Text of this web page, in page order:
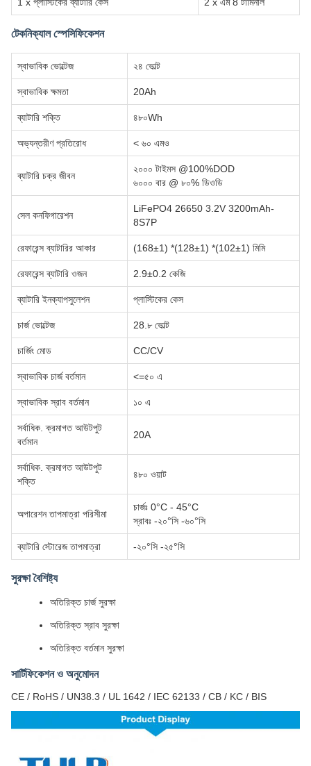
টেকনিক্যাল স্পেসিফিকেশন
স্বাভাবিক ভোল্টেজ ২৪ ভোল্ট
স্বাভাবিক ক্ষমতা 20Ah
ব্যাটারি শক্তি ৪৮০Wh
অভ্যন্তরীণ প্রতিরোধ < ৬০ এমও
ব্যাটারি চক্র জীবন
২০০০ টাইমস @100%DOD
৬০০০ বার @ ৮০% ডিওডি
সেল কনফিগারেশন
LiFePO4 26650 3.2V 3200mAh-
8S7P
রেফারেন্স ব্যাটারির আকার (168±1) *(128±1) *(102±1) মিমি
রেফারেন্স ব্যাটারি ওজন 2.9±0.2 কেজি
ব্যাটারি ইনক্যাপসুলেশন প্লাস্টিকের কেস
চার্জ ভোল্টেজ 28.৮ ভোল্ট
চার্জিং মোড CC/CV
স্বাভাবিক চার্জ বর্তমান <=৫০ এ
স্বাভাবিক স্রাব বর্তমান ১০ এ
সর্বাধিক. ক্রমাগত আউটপুট
বর্তমান
20A
সর্বাধিক. ক্রমাগত আউটপুট
শক্তি
৪৮০ ওয়াট
অপারেশন তাপমাত্রা পরিসীমা
চার্জঃ 0°C - 45°C
স্রাবঃ -২০°সি -৬০°সি
ব্যাটারি স্টোরেজ তাপমাত্রা -২০°সি -২৫°সি
সুরক্ষা বৈশিষ্ট্য
অতিরিক্ত চার্জ সুরক্ষা
অতিরিক্ত স্রাব সুরক্ষা
অতিরিক্ত বর্তমান সুরক্ষা
সার্টিফিকেশন ও অনুমোদন
CE / RoHS / UN38.3 / UL 1642 / IEC 62133 / CB / KC / BIS